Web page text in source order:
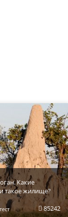
Какие
такое жилище?
85242